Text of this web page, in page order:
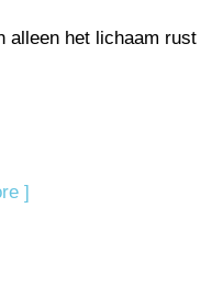
alleen het lichaam rust
]